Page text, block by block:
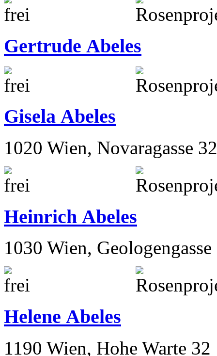
Gertrude Abeles
Gisela Abeles
1020 Wien, Novaragasse
Heinrich Abeles
1030 Wien,
Helene Abeles
1190 Wien, Hohe Warte 32